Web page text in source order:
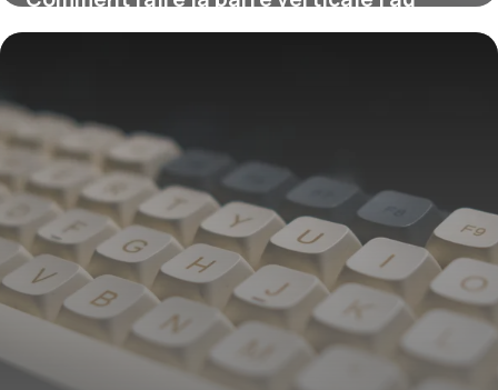
clavier ?